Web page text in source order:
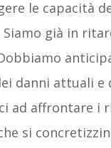
le capacità
già in
danni attuali e
ad affrontare i
si